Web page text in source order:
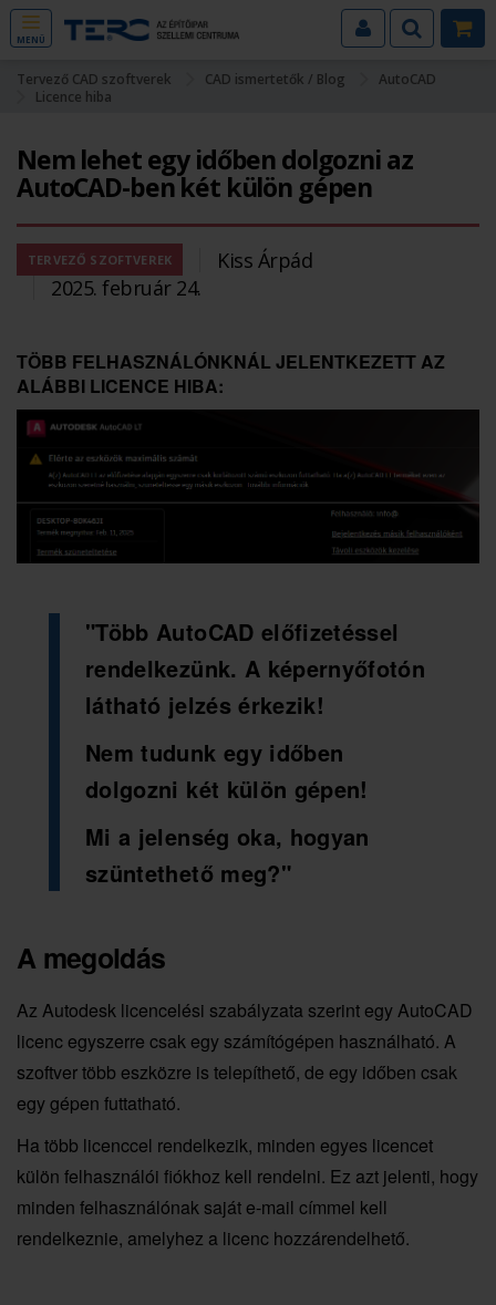
MENÜ
Tervező CAD szoftverek CAD ismertetők / Blog
AutoCAD
Licence hiba
Nem lehet egy időben dolgozni az
AutoCAD-ben két külön gépen
TERVEZŐ SZOFTVEREK
Kiss Árpád
2025. február 24.
TÖBB FELHASZNÁLÓNKNÁL JELENTKEZETT AZ
ALÁBBI LICENCE HIBA:
"Több AutoCAD előfizetéssel
rendelkezünk. A képernyőfotón
látható jelzés érkezik!
Nem tudunk egy időben
dolgozni két külön gépen!
Mi a jelenség oka, hogyan
szüntethető meg?"
A megoldás
Az Autodesk licencelési szabályzata szerint egy AutoCAD
licenc egyszerre csak egy számítógépen használható. A
szoftver több eszközre is telepíthető, de egy időben csak
egy gépen futtatható.
Ha több licenccel rendelkezik, minden egyes licencet
külön felhasználói fiókhoz kell rendelni. Ez azt jelenti, hogy
minden felhasználónak saját e-mail címmel kell
rendelkeznie, amelyhez a licenc hozzárendelhető.